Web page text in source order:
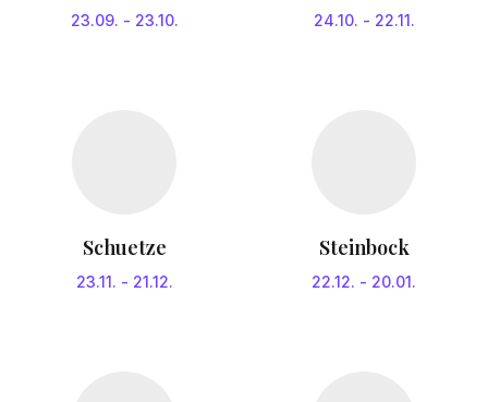
23.09. - 23.10. 24.10. - 22.11.
Schuetze
23.11. - 21.12.
Steinbock
22.12. - 20.01.